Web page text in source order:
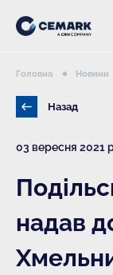
Назад
Головна Новини
03 вересня 2021
надав